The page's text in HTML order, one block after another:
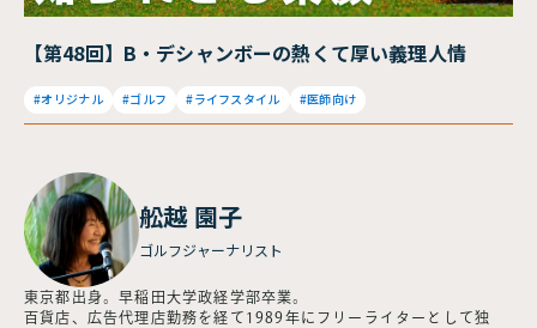
【第48回】B・デシャンボーの熱くて厚い義理人情
#オリジナル #ゴルフ #ライフスタイル #医師向け
舩越 園子
ゴルフジャーナリスト
東京都出身。早稲田大学政経学部卒業。
百貨店、広告代理店勤務を経て1989年にフリーライターとして独